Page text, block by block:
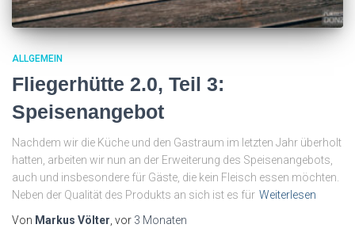
ALLGEMEIN
Fliegerhütte 2.0, Teil 3:
Speisenangebot
Nachdem wir die Küche und den Gastraum im letzten Jahr überholt
hatten, arbeiten wir nun an der Erweiterung des Speisenangebots,
auch und insbesondere für Gäste, die kein Fleisch essen möchten.
Neben der Qualität des Produkts an sich ist es für Weiterlesen
Von Markus Völter, vor 3 Monaten